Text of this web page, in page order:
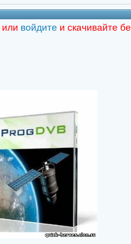
или войдите и скачивайте